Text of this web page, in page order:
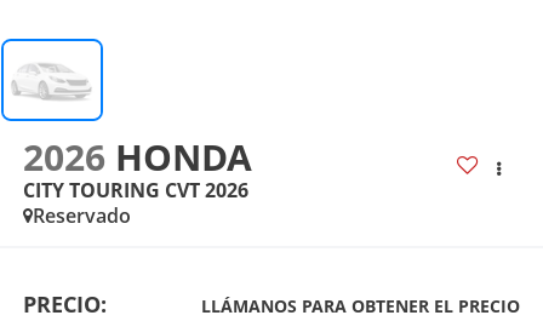
2026 HONDA
CITY TOURING CVT 2026
Reservado
PRECIO: LLÁMANOS PARA OBTENER EL PRECIO